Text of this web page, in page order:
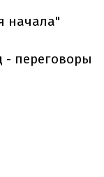
начала"
- переговоры